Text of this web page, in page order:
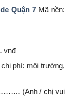
Quận 7Mã nền:
vnđ
phí: môi trường,
(Anh / chị vui